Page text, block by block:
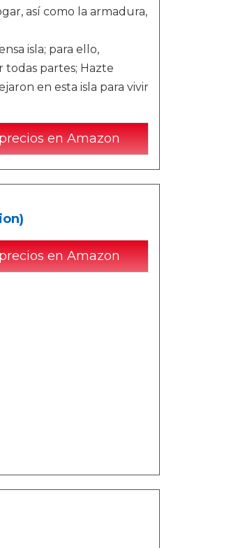
así como la armadura,
isla; para ello,
todas partes; Hazte
en esta isla para vivir
en Amazon
en Amazon